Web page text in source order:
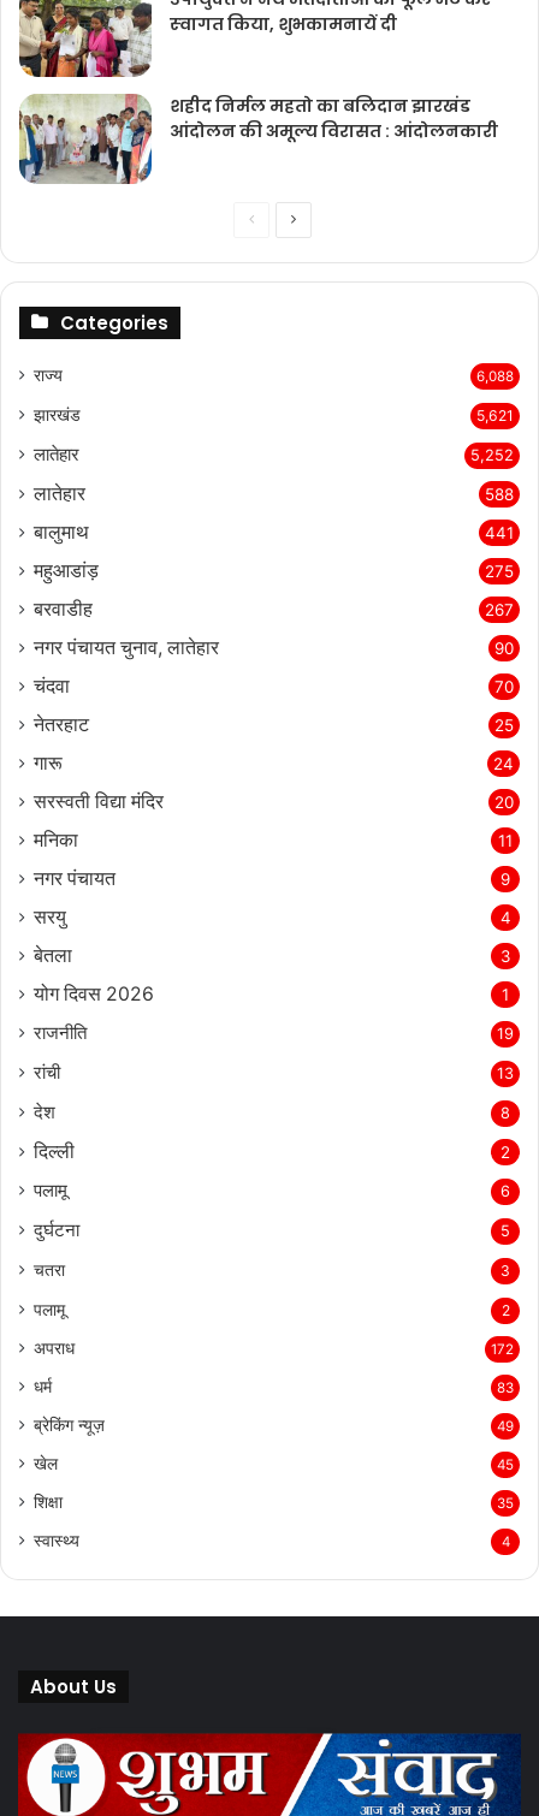
स्‍वागत किया, शुभकामनायें दी
शहीद निर्मल महतो का बलिदान झारखंड
आंदोलन की अमूल्य विरासत : आंदोलनकारी
PreviousNext
Categories
राज्‍य 6,088
झारखंड 5,621
लातेहार 5,252
लातेहार 588
बालुमाथ 441
महुआडांड़ 275
बरवाडीह 267
नगर पंचायत चुनाव, लातेहार 90
चंदवा 70
नेतरहाट 25
गारू 24
सरस्‍वती विद्या मंदिर 20
मनिका 11
नगर पंचायत 9
सरयु 4
बेतला 3
योग दिवस 2026 1
राजनीति 19
रांची 13
देश 8
दिल्‍ली 2
पलामू 6
दुर्घटना 5
चतरा 3
पलामू 2
अपराध 172
धर्म 83
ब्रेकिंग न्यूज़ 49
खेल 45
शिक्षा 35
स्वास्थ्य 4
About Us